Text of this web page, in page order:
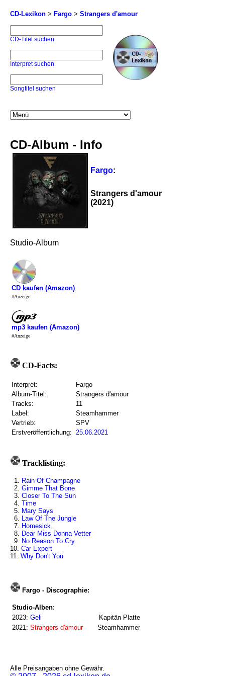
CD-Lexikon > Fargo > Strangers d'amour
CD-Titel suchen
Interpret suchen
Songtitel suchen
CD-Album - Info
Fargo:
Strangers d'amour
(2021)
Studio-Album
CD kaufen (Amazon)
#Anzeige
mp3 kaufen (Amazon)
#Anzeige
CD-Facts:
Interpret:
Fargo
Album-Titel:
Strangers d'amour
Tracks:
11
Label:
Steamhammer
Vertrieb:
SPV
Erstveröffentlichung: 25.06.2021
Tracklisting:
1. Rain Of Champagne
2. Gimme That Bone
3. Closer To The Sun
4. Time
5. Mary Says
6. Law Of The Jungle
7. Homesick
8. Dear Miss Donna Vetter
9. No Reason To Cry
10. Car Expert
11. Why Don't You
Fargo - Discographie:
Studio-Alben:
2023: Geli
Kapitän Platte
2021: Strangers d'amour Steamhammer
Alle Preisangaben ohne Gewähr.